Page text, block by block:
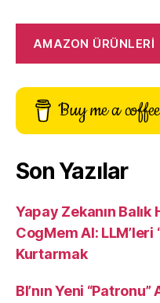
AMAZON ÜRÜNLERİ
Buy me a
Son Yazılar
Yapay Zekanın Balık
CogMem AI: LLM’leri
Kurtarmak
BI’nın Yeni